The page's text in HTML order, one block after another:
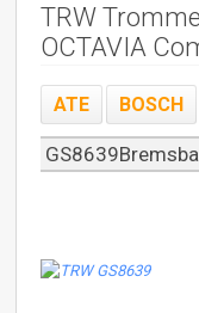
TRW
OCTAVIA
ATE BOSCH